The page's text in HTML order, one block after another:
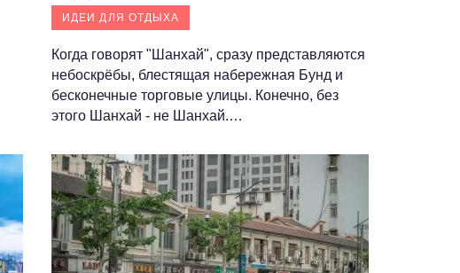
ИДЕИ ДЛЯ ОТДЫХА
Когда говорят "Шанхай", сразу представляются
небоскрёбы, блестящая набережная Бунд и
бесконечные торговые улицы. Конечно, без
этого Шанхай - не Шанхай.…